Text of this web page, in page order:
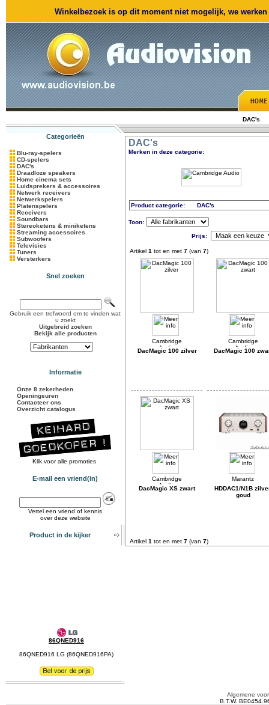
Winkelbezoek is op dit moment niet mogelijk, we
DAC's
Categorieën
Blu-ray-spelers
CD-spelers
DAC's
Draadloze speakers
Home cinema sets
Luidsprekers & accessoires
Netwerk receivers
Netwerkspelers
Platenspelers
Receivers
Soundbars
Stereoketens & miniketens
Streaming accessoires
Subwoofers
Televisies
Tuners
Versterkers
Snel zoeken
Gebruik een trefwoord om te vinden wat
u zoekt
Uitgebreid zoeken
Bekijk alle producten
Informatie
Onze 8 zekerheden
Openingsuren
Contacteer ons
Overzicht catalogus
Klik voor alle promoties
E-mail een vriend(in)
Vertel een vriend of kennis
over deze website
Product in de kijker
86QNED916
86QNED916 LG (86QNED916PA)
DAC's
Merken in deze categorie:
Product categorie: DAC's
Toon:
Prijs:
Artikel 1 tot en met 7 (van 7)
DacMagic 100 zilver DacMagic 100
DacMagic XS zwart
HDDAC1/N1B
goud
Artikel 1 tot en met 7 (van 7)
Algemene
B.T.W.